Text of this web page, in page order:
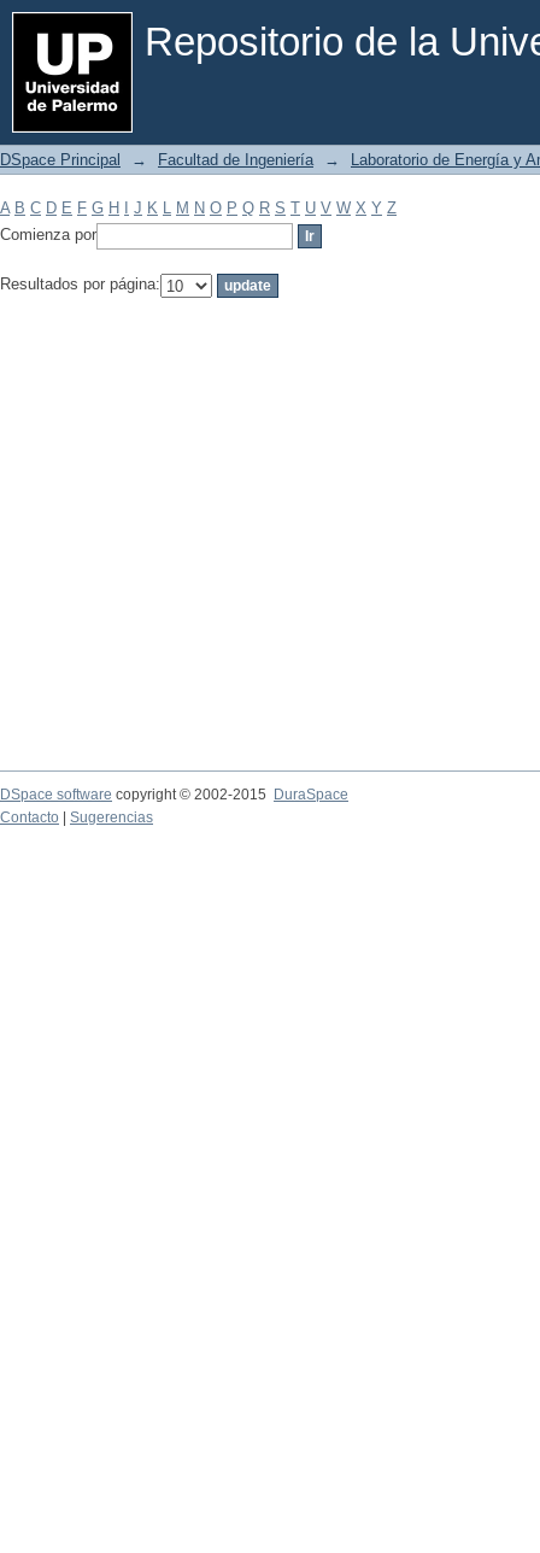
Repositorio de la
Filtrar por: Materia
DSpace Principal → Facultad de Ingeniería → Laboratorio de Energía y
A B C D E F G H J K L M N O P Q R S T U V W X Y Z
Comienza por
Resultados por página:
DSpace software copyright © 2002-2015
DuraSpace
Contacto
Sugerencias